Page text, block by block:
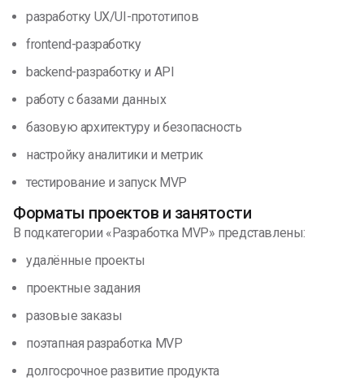
разработку UX/UI-прототипов
frontend-разработку
backend-разработку и API
работу с базами данных
базовую архитектуру и безопасность
настройку аналитики и метрик
тестирование и запуск MVP
Форматы проектов и занятости
В подкатегории «Разработка MVP» представлены:
удалённые проекты
проектные задания
разовые заказы
поэтапная разработка MVP
долгосрочное развитие продукта